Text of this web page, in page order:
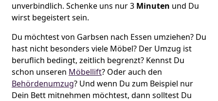
unverbindlich. Schenke uns nur 3 Minuten und Du
wirst begeistert sein.
Du möchtest von Garbsen nach Essen umziehen? Du
hast nicht besonders viele Möbel? Der Umzug ist
beruflich bedingt, zeitlich begrenzt? Kennst Du
schon unseren Möbellift? Oder auch den
Behördenumzug? Und wenn Du zum Beispiel nur
Dein Bett mitnehmen möchtest, dann solltest Du